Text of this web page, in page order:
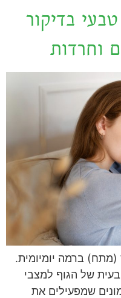
בדיקור
וחרדות
(מתח) ברמה יומיומית.
של הגוף למצבי
שמפעילים את